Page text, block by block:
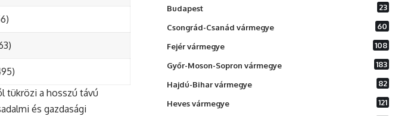
tükrözi a hosszú távú
és gazdasági
Budapest 23
Csongrád-Csanád vármegye 60
Fejér vármegye 108
Győr-Moson-Sopron vármegye 183
Hajdú-Bihar vármegye 82
Heves vármegye 121